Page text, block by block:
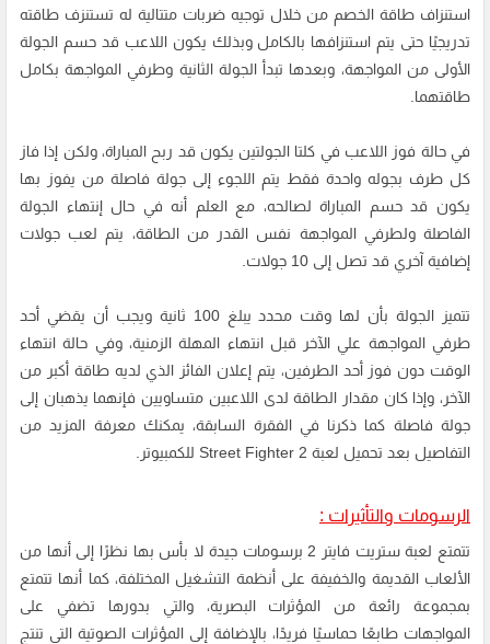
استنزاف طاقة الخصم من خلال توجيه ضربات متتالية له تستنزف طاقته
تدريجيًا حتى يتم استنزافها بالكامل وبذلك يكون اللاعب قد حسم الجولة
الأولى من المواجهة، وبعدها تبدأ الجولة الثانية وطرفي المواجهة بكامل
طاقتهما.
في حالة فوز اللاعب في كلتا الجولتين يكون قد ربح المباراة، ولكن إذا فاز
كل طرف بجوله واحدة فقط يتم اللجوء إلى جولة فاصلة من يفوز بها
يكون قد حسم المباراة لصالحه، مع العلم أنه في حال إنتهاء الجولة
الفاصلة ولطرفي المواجهة نفس القدر من الطاقة، يتم لعب جولات
إضافية آخري قد تصل إلى 10 جولات.
تتميز الجولة بأن لها وقت محدد يبلغ 100 ثانية ويجب أن يقضي أحد
طرفي المواجهة علي الآخر قبل انتهاء المهلة الزمنية، وفي حالة انتهاء
الوقت دون فوز أحد الطرفين، يتم إعلان الفائز الذي لديه طاقة أكبر من
الآخر، وإذا كان مقدار الطاقة لدى اللاعبين متساويين فإنهما يذهبان إلى
جولة فاصلة كما ذكرنا في الفقرة السابقة، يمكنك معرفة المزيد من
التفاصيل بعد تحميل لعبة Street Fighter 2 للكمبيوتر.
الرسومات والتأثيرات :
تتمتع لعبة ستريت فايتر 2 برسومات جيدة لا بأس بها نظرًا إلى أنها من
الألعاب القديمة والخفيفة على أنظمة التشغيل المختلفة، كما أنها تتمتع
بمجموعة رائعة من المؤثرات البصرية، والتي بدورها تضفي على
المواجهات طابعًا حماسيًا فريدًا، بالإضافة إلى المؤثرات الصوتية التي تنتج